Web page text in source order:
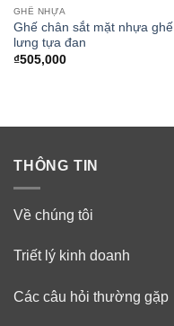
GHẾ NHỰA
Ghế chân sắt mặt nhựa ghế
lưng tựa đan
₫505,000
THÔNG TIN
Về chúng tôi
Triết lý kinh doanh
Các câu hỏi thường gặp